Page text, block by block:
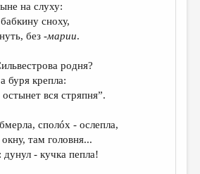
на слуху:
бабкину сноху,
без-марии.
родня?
буря крепла:
вся стряпня”.
сполóх - ослепла,
там головня...
- кучка пепла!